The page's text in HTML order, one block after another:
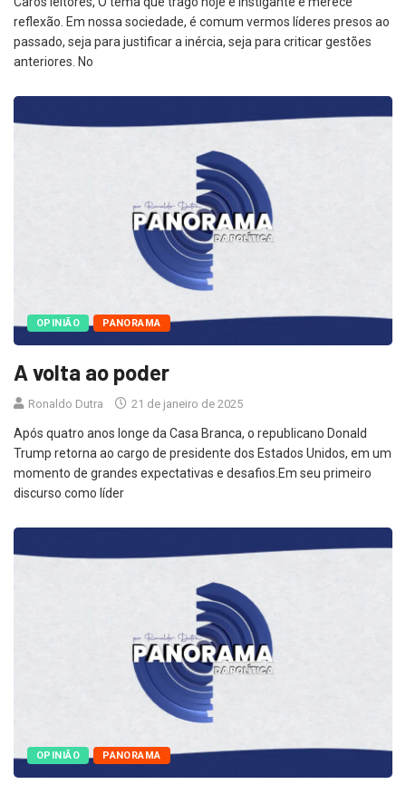
reflexão. Em nossa sociedade, é comum vermos líderes presos ao
passado, seja para justificar a inércia, seja para criticar gestões
anteriores. No
OPINIÃO PANORAMA
A volta ao poder
Ronaldo Dutra 21 de janeiro de 2025
Após quatro anos longe da Casa Branca, o republicano Donald
Trump retorna ao cargo de presidente dos Estados Unidos, em um
momento de grandes expectativas e desafios.Em seu primeiro
discurso como líder
OPINIÃO PANORAMA